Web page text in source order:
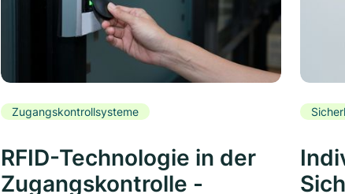
Zugangskontrollsysteme
RFID-Technologie in der
Zugangskontrolle -